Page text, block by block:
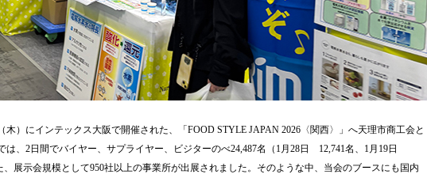
木）にインテックス大阪で開催された、「FOOD STYLE JAPAN 2026〈関西〉」へ天理市商工会と
は、2日間でバイヤー、サプライヤー、ビジターのべ24,487名（1月28日 12,741名、1月19日
、展示会規模として950社以上の事業所が出展されました。そのような中、当会のブースにも国内